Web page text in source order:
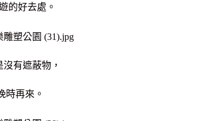
的好去處。
有遮蔽物，
時再來。